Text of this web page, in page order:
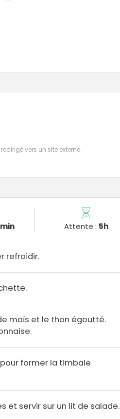
vers un site externe.
Attente : 5h
refroidir.
maïs et le thon égoutté.
former la timbale
et servir sur un lit de salade.